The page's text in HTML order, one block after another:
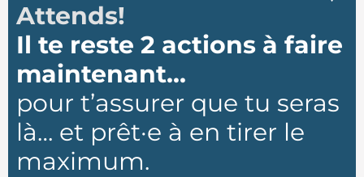
Attends!
Il te reste 2 actions à faire
maintenant...
pour t’assurer que tu seras
là… et prêt·e à en tirer le
maximum.